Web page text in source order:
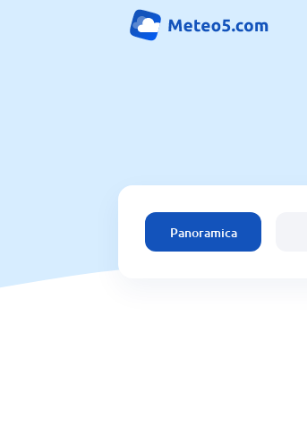
Panoramica